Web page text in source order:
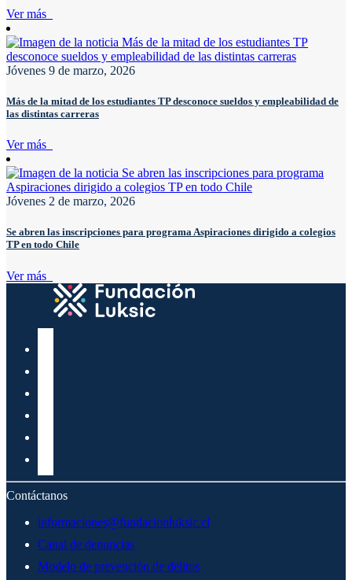
Ver más
Jóvenes 9 de marzo, 2026
Más de la mitad de los estudiantes TP desconoce sueldos y empleabilidad de
las distintas carreras
Ver más
Jóvenes 2 de marzo, 2026
Se abren las inscripciones para programa Aspiraciones dirigido a colegios
TP en todo Chile
Ver más
Contáctanos
informaciones@fundacionluksic.cl
Canal de denuncias
Modelo de prevención de delitos